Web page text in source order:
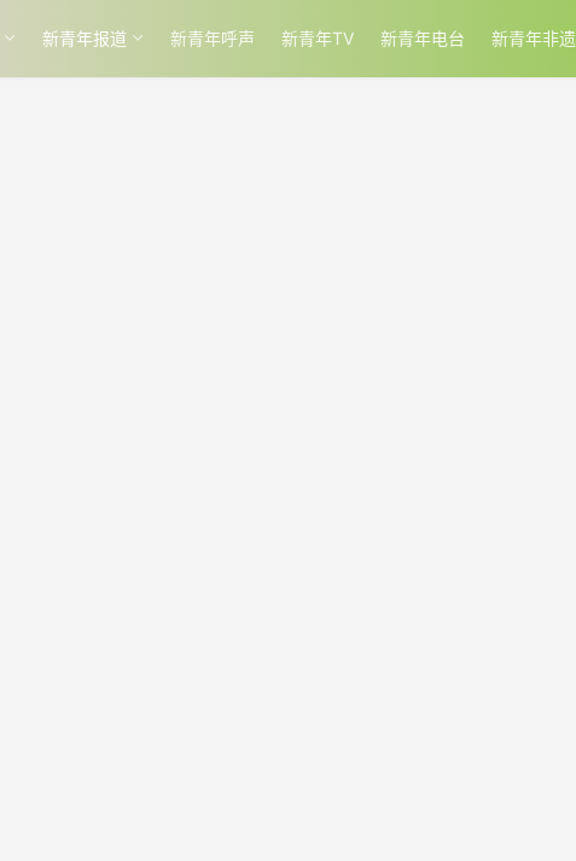
新青年报道 新青年呼声 新青年TV 新青年电台 新青年非遗